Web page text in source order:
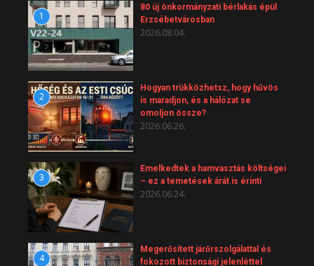
1
80 új önkormányzati bérlakás épül
Erzsébetvárosban
2026.08.04.
2
Hogyan trükközhetsz, hogy hűvös
is maradjon, és a hálózat se
omoljon össze?
2026.06.26.
3
Emelkedtek a hamvasztás költségei
– ez a temetések árát is érinti
2026.06.24.
4
Megerősített járőrszolgálattal és
fokozott biztonsági jelenléttel